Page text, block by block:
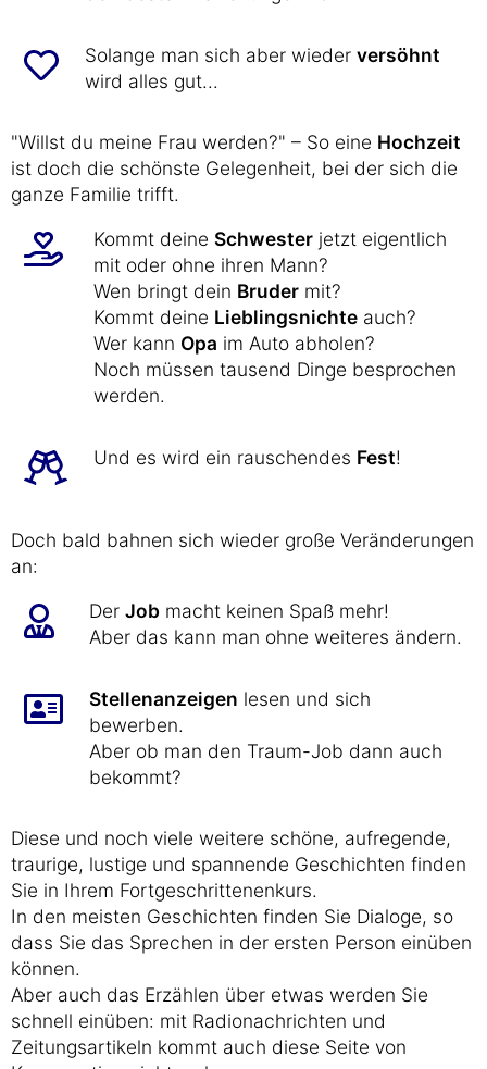
Solange man sich aber wieder versöhnt
wird alles gut...
"Willst du meine Frau werden?" – So eine Hochzeit
ist doch die schönste Gelegenheit, bei der sich die
ganze Familie trifft.
Kommt deine Schwester jetzt eigentlich
mit oder ohne ihren Mann?
Wen bringt dein Bruder mit?
Kommt deine Lieblingsnichte auch?
Wer kann Opa im Auto abholen?
Noch müssen tausend Dinge besprochen
werden.
Und es wird ein rauschendes Fest!
Doch bald bahnen sich wieder große Veränderungen
an:
Der Job macht keinen Spaß mehr!
Aber das kann man ohne weiteres ändern.
Stellenanzeigen lesen und sich
bewerben.
Aber ob man den Traum-Job dann auch
bekommt?
Diese und noch viele weitere schöne, aufregende,
traurige, lustige und spannende Geschichten finden
Sie in Ihrem Fortgeschrittenenkurs.
In den meisten Geschichten finden Sie Dialoge, so
dass Sie das Sprechen in der ersten Person einüben
können.
Aber auch das Erzählen über etwas werden Sie
schnell einüben: mit Radionachrichten und
Zeitungsartikeln kommt auch diese Seite von